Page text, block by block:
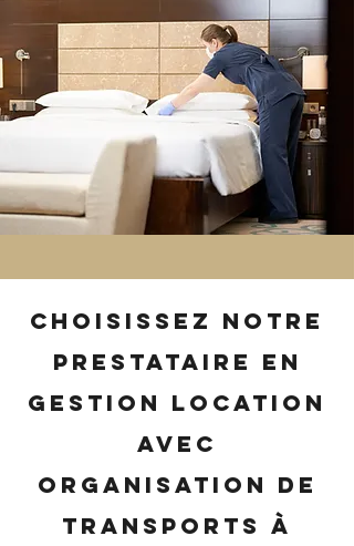
Choisissez notre
prestataire en
gestion location
avec
organisation de
transports à